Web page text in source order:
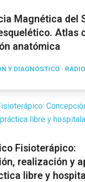
Magnética del
Atlas
anatómica
Y DIAGNÓSTICO ·
Fisioterápico:
realización y
libre y